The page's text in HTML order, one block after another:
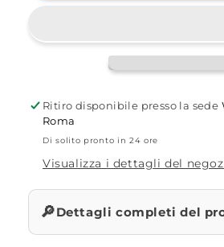
inox
inox
Ritiro disponibile presso la sede
Roma
Di solito pronto in 24 ore
Visualizza i dettagli del
🔎Dettagli completi del